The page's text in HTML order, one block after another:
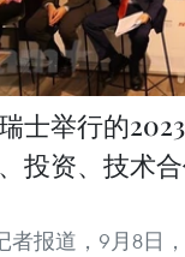
士举行的
投资、技术
者报道，9月8日